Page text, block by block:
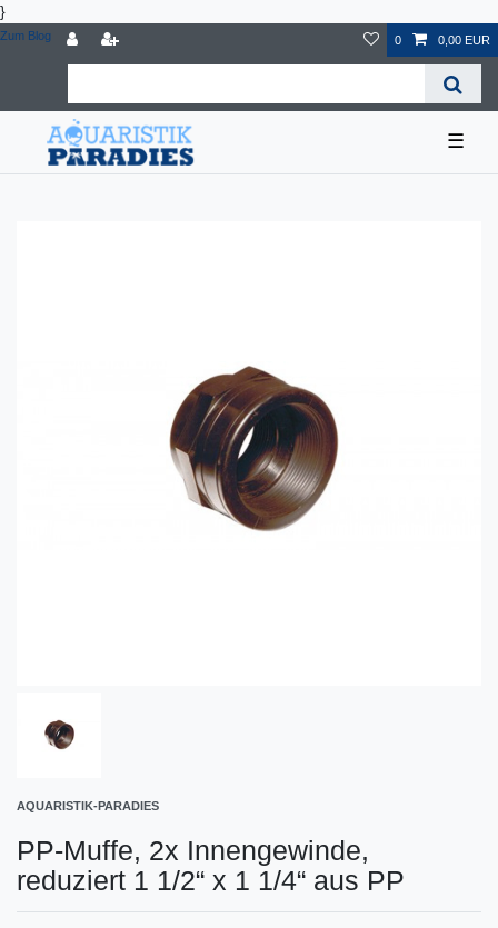
}
Zum Blog 0 0,00 EUR
☰
AQUARISTIK-PARADIES
PP-Muffe, 2x Innengewinde,
reduziert 1 1/2“ x 1 1/4“ aus PP